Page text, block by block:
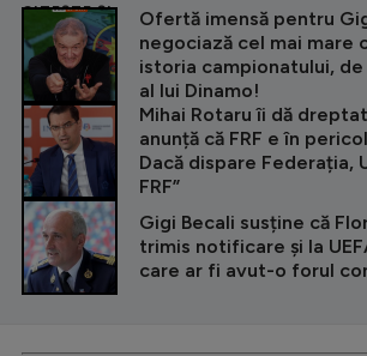
JO 2024
JO 2026
Intră în cont
Creează cont
CITEȘTE ȘI
Ofertă imensă pentru
negociază cel mai mare
istoria campionatului,
al lui Dinamo!
Mihai Rotaru îi dă
anunță că FRF e în
Dacă dispare Federația,
FRF”
Gigi Becali susține că
trimis notificare și la
care ar fi avut-o forul